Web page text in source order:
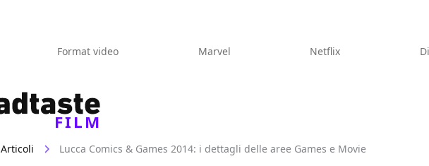
Format video Marvel Netflix
FILM
Articoli Lucca Comics & Games 2014: i dettagli delle aree Games e Movie